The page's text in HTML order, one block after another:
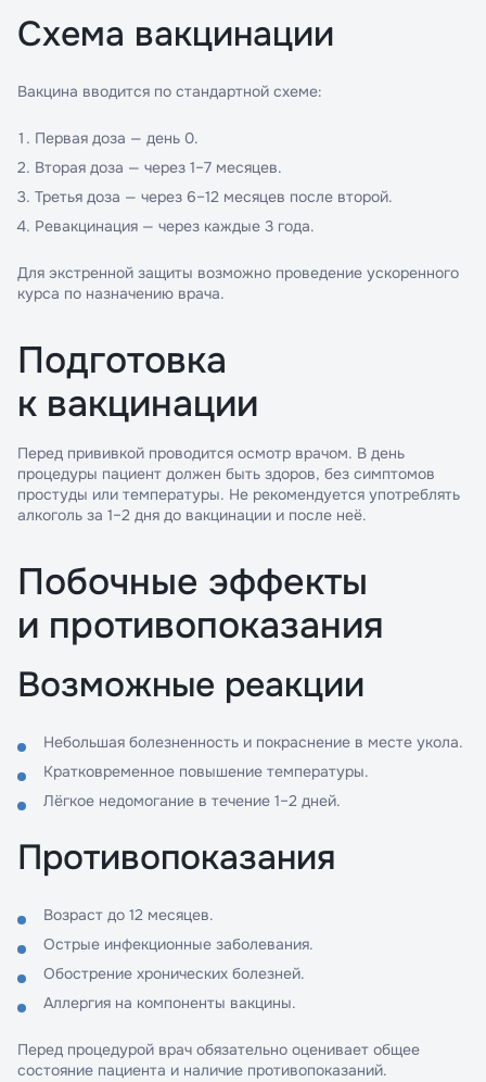
Схема вакцинации
Вакцина вводится по стандартной схеме:
Первая доза — день 0.
Вторая доза — через 1–7 месяцев.
Третья доза — через 6–12 месяцев после второй.
Ревакцинация — через каждые 3 года.
Для экстренной защиты возможно проведение ускоренного
курса по назначению врача.
Подготовка
к вакцинации
Перед прививкой проводится осмотр врачом. В день
процедуры пациент должен быть здоров, без симптомов
простуды или температуры. Не рекомендуется употреблять
алкоголь за 1–2 дня до вакцинации и после неё.
Побочные эффекты
и противопоказания
Возможные реакции
Небольшая болезненность и покраснение в месте укола.
Кратковременное повышение температуры.
Лёгкое недомогание в течение 1–2 дней.
Противопоказания
Возраст до 12 месяцев.
Острые инфекционные заболевания.
Обострение хронических болезней.
Аллергия на компоненты вакцины.
Перед процедурой врач обязательно оценивает общее
состояние пациента и наличие противопоказаний.